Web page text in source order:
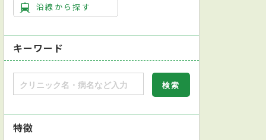
沿線から探す
キーワード
特徴